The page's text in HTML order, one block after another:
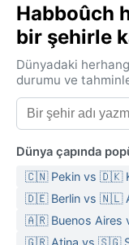
izlerini taşıyan bu
hayatın yavaş
Akdeniz ikliminin
Köppen
iklimi)
geçer; temmuz ve
sıkça aşar. Nem
öğle saatlerinde
yağışlıdır;
arasında değişir ve
dönemde düşer.
Habboûch
bir şehirle
Dünyadaki
durumu ve
Dünya çapında
🇨🇳 Pekin vs 🇩🇰
🇩🇪 Berlin vs 🇳🇱
🇦🇷 Buenos Aires
🇬🇷 Atina vs 🇸🇬